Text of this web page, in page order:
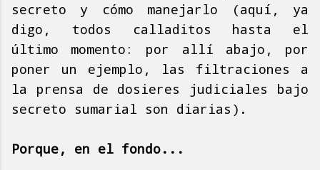
secreto y cómo manejarlo (aquí, ya
digo, todos calladitos hasta el
último momento: por allí abajo, por
poner un ejemplo, las filtraciones a
la prensa de dosieres judiciales bajo
secreto sumarial son diarias).
Porque, en el fondo...